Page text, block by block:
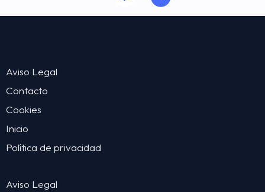
Aviso Legal
Contacto
Cookies
Inicio
Política de privacidad
Aviso Legal